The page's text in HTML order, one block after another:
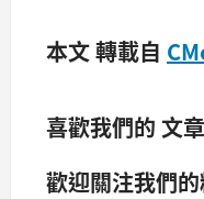
本文 轉載自
喜歡我們的 文
歡迎關注我們